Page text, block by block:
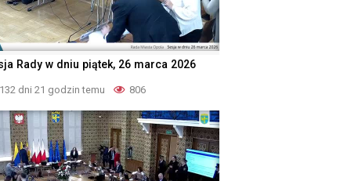
Rady w dniu piątek, 26 marca 2026
132 dni 21 godzin temu 806